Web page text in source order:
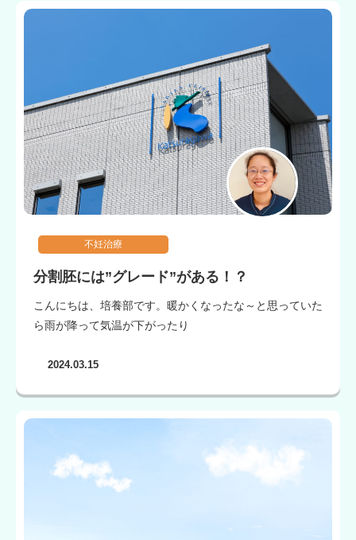
不妊治療
分割胚には”グレード”がある！？
こんにちは、培養部です。暖かくなったな～と思っていた
ら雨が降って気温が下がったり
2024.03.15